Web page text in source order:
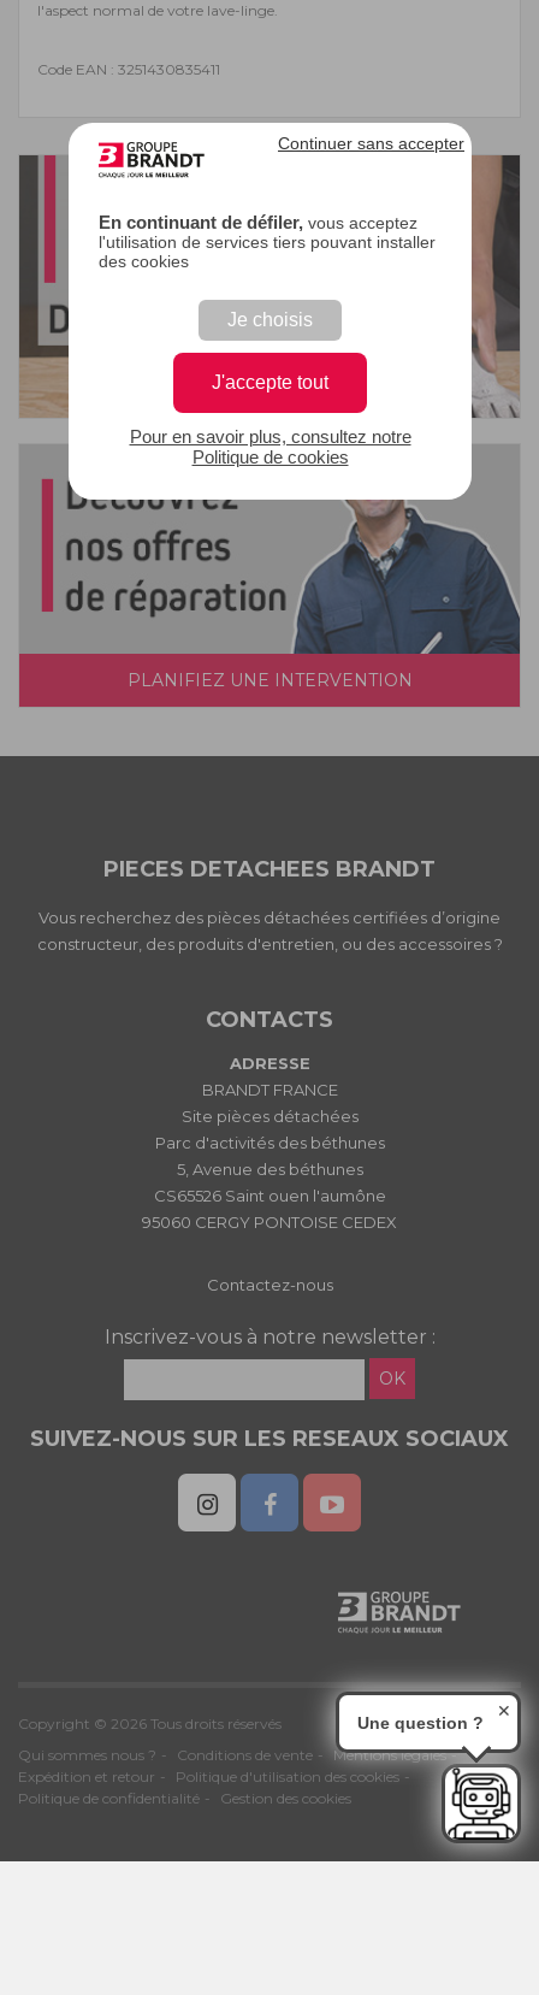
En continuant de défiler, vous acceptez
l'utilisation de services tiers pouvant installer
des cookies
Je choisis
J'accepte tout
Continuer sans accepter
Pour en savoir plus, consultez notre
Politique de cookies
l'aspect normal de votre lave-linge.
Code EAN : 3251430835411
PLANIFIEZ UNE INTERVENTION
PIECES DETACHEES BRANDT
Vous recherchez des pièces détachées certifiées d’origine
constructeur, des produits d'entretien, ou des accessoires ?
CONTACTS
ADRESSE
BRANDT FRANCE
Site pièces détachées
Parc d'activités des béthunes
5, Avenue des béthunes
CS65526 Saint ouen l'aumône
95060 CERGY PONTOISE CEDEX
Contactez-nous
Inscrivez-vous à notre newsletter :
OK
SUIVEZ-NOUS SUR LES RESEAUX SOCIAUX
Copyright © 2026 Tous droits réservés
Qui sommes nous ?
Conditions de vente
Mentions légales
Expédition et retour
Politique d'utilisation des cookies
Politique de confidentialité
Gestion des cookies
Une question ?
✕